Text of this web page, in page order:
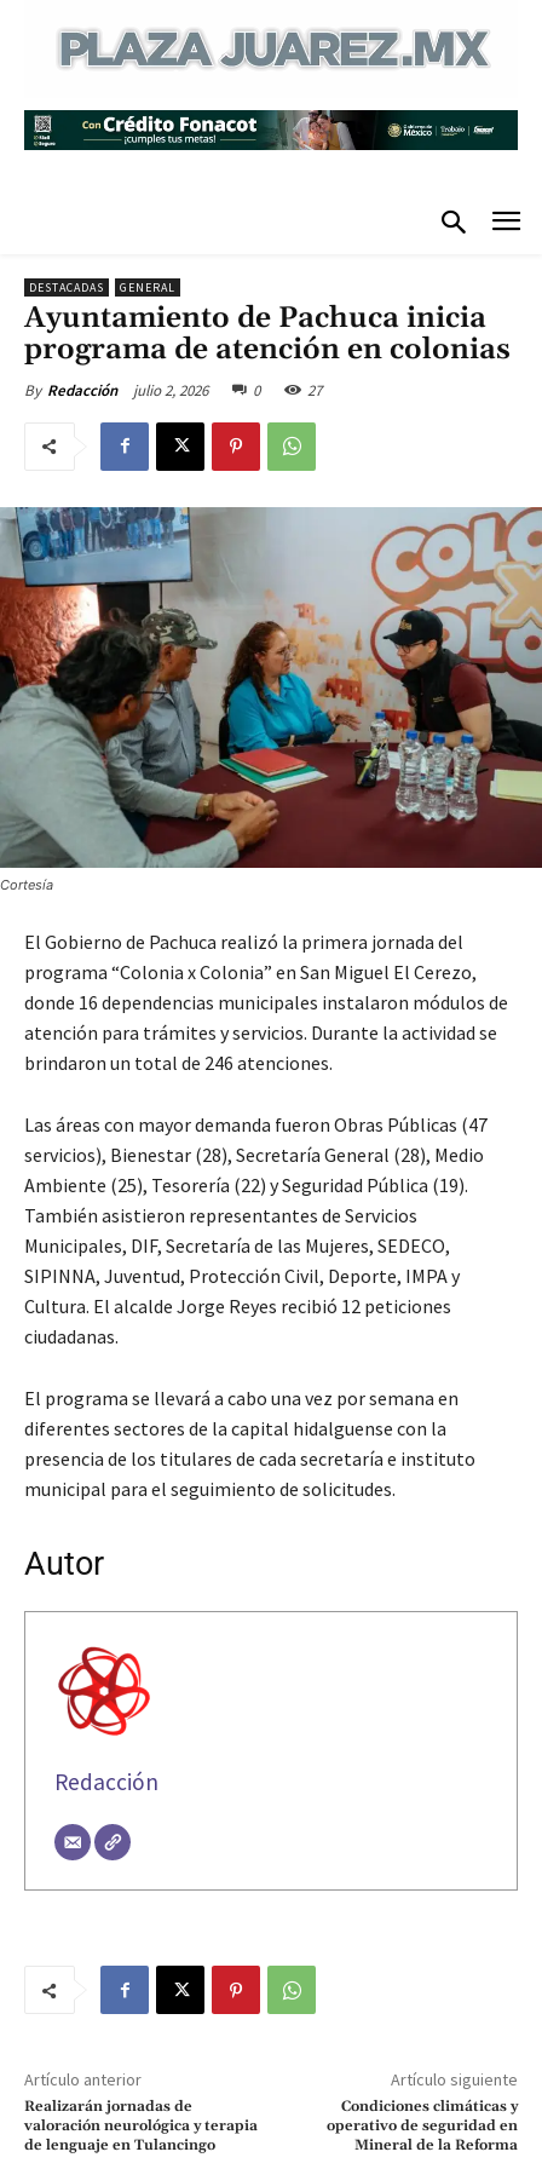
DESTACADAS GENERAL
Ayuntamiento de Pachuca inicia
programa de atención en colonias
By Redacción julio 2, 2026 0 27
Cortesía
El Gobierno de Pachuca realizó la primera jornada del
programa “Colonia x Colonia” en San Miguel El Cerezo,
donde 16 dependencias municipales instalaron módulos de
atención para trámites y servicios. Durante la actividad se
brindaron un total de 246 atenciones.
Las áreas con mayor demanda fueron Obras Públicas (47
servicios), Bienestar (28), Secretaría General (28), Medio
Ambiente (25), Tesorería (22) y Seguridad Pública (19).
También asistieron representantes de Servicios
Municipales, DIF, Secretaría de las Mujeres, SEDECO,
SIPINNA, Juventud, Protección Civil, Deporte, IMPA y
Cultura. El alcalde Jorge Reyes recibió 12 peticiones
ciudadanas.
El programa se llevará a cabo una vez por semana en
diferentes sectores de la capital hidalguense con la
presencia de los titulares de cada secretaría e instituto
municipal para el seguimiento de solicitudes.
Autor
Redacción
Artículo anterior
Realizarán jornadas de
valoración neurológica y terapia
de lenguaje en Tulancingo
Artículo siguiente
Condiciones climáticas y
operativo de seguridad en
Mineral de la Reforma